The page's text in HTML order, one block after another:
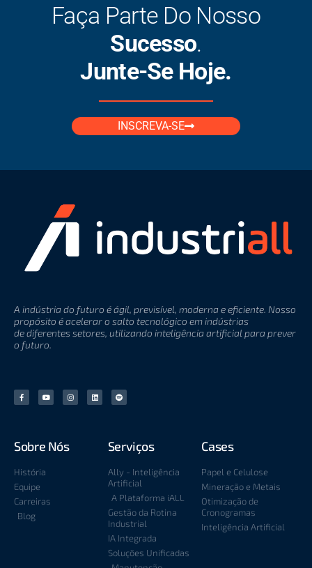
Faça Parte Do Nosso
Sucesso.
Junte-Se Hoje.
INSCREVA-SE
A indústria do futuro é ágil, previsível, moderna e eficiente. Nosso
propósito é acelerar o salto tecnológico em indústrias
dediferentes setores, utilizando inteligência artificial para prever
o futuro.
Sobre Nós
História
Equipe
Carreiras
Blog
Serviços
Ally - Inteligência
Artificial
A Plataforma iALL
Gestão da Rotina
Industrial
IA Integrada
Soluções Unificadas
Cases
Papel e Celulose
Mineração e Metais
Otimização de
Cronogramas
Inteligência Artificial